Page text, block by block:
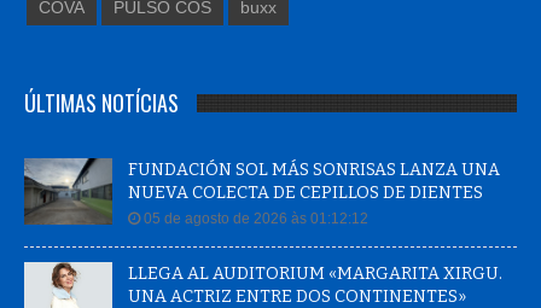
COVA PULSO COS buxx
ÚLTIMAS NOTÍCIAS
FUNDACIÓN SOL MÁS SONRISAS LANZA UNA
NUEVA COLECTA DE CEPILLOS DE DIENTES
05 de agosto de 2026 às 01:12:12
LLEGA AL AUDITORIUM «MARGARITA XIRGU.
UNA ACTRIZ ENTRE DOS CONTINENTES»